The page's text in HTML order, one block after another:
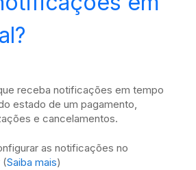
receba notificações em tempo
estado de um pagamento,
e cancelamentos.
as notificações no
(Saiba mais)